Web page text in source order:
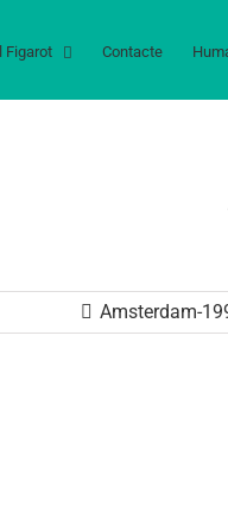
Figarot Contacte
Amsterdam-